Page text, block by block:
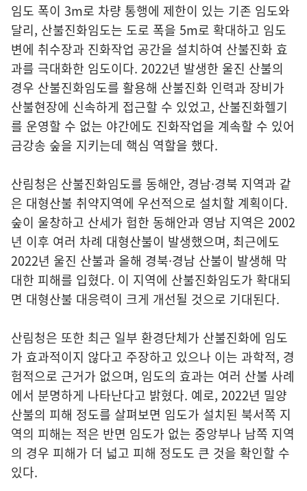
임도 폭이 3m로 차량 통행에 제한이 있는 기존 임도와
달리, 산불진화임도는 도로 폭을 5m로 확대하고 임도
변에 취수장과 진화작업 공간을 설치하여 산불진화 효
과를 극대화한 임도이다. 2022년 발생한 울진 산불의
경우 산불진화임도를 활용해 산불진화 인력과 장비가
산불현장에 신속하게 접근할 수 있었고, 산불진화헬기
를 운영할 수 없는 야간에도 진화작업을 계속할 수 있어
금강송 숲을 지키는데 핵심 역할을 했다.
산림청은 산불진화임도를 동해안, 경남·경북 지역과 같
은 대형산불 취약지역에 우선적으로 설치할 계획이다.
숲이 울창하고 산세가 험한 동해안과 영남 지역은 2002
년 이후 여러 차례 대형산불이 발생했으며, 최근에도
2022년 울진 산불과 올해 경북·경남 산불이 발생해 막
대한 피해를 입혔다. 이 지역에 산불진화임도가 확대되
면 대형산불 대응력이 크게 개선될 것으로 기대된다.
산림청은 또한 최근 일부 환경단체가 산불진화에 임도
가 효과적이지 않다고 주장하고 있으나 이는 과학적, 경
험적으로 근거가 없으며, 임도의 효과는 여러 산불 사례
에서 분명하게 나타난다고 밝혔다. 예로, 2022년 밀양
산불의 피해 정도를 살펴보면 임도가 설치된 북서쪽 지
역의 피해는 적은 반면 임도가 없는 중앙부나 남쪽 지역
의 경우 피해가 더 넓고 피해 정도도 큰 것을 확인할 수
있다.